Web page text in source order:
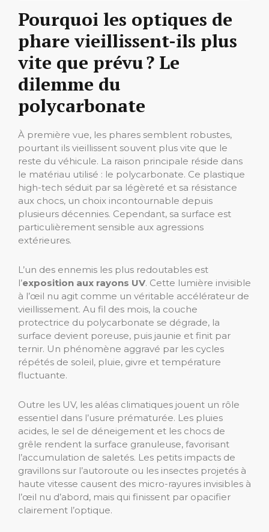
Pourquoi les optiques de
phare vieillissent-ils plus
vite que prévu ? Le
dilemme du
polycarbonate
À première vue, les phares semblent robustes,
pourtant ils vieillissent souvent plus vite que le
reste du véhicule. La raison principale réside dans
le matériau utilisé : le polycarbonate. Ce plastique
high-tech séduit par sa légèreté et sa résistance
aux chocs, un choix incontournable depuis
plusieurs décennies. Cependant, sa surface est
particulièrement sensible aux agressions
extérieures.
L’un des ennemis les plus redoutables est
l’exposition aux rayons UV. Cette lumière invisible
à l’œil nu agit comme un véritable accélérateur de
vieillissement. Au fil des mois, la couche
protectrice du polycarbonate se dégrade, la
surface devient poreuse, puis jaunie et finit par
ternir. Un phénomène aggravé par les cycles
répétés de soleil, pluie, givre et température
fluctuante.
Outre les UV, les aléas climatiques jouent un rôle
essentiel dans l’usure prématurée. Les pluies
acides, le sel de déneigement et les chocs de
grêle rendent la surface granuleuse, favorisant
l’accumulation de saletés. Les petits impacts de
gravillons sur l’autoroute ou les insectes projetés à
haute vitesse causent des micro-rayures invisibles à
l’œil nu d’abord, mais qui finissent par opacifier
clairement l’optique.